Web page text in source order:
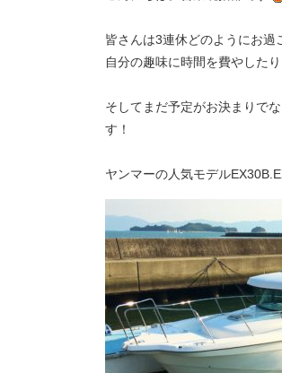
皆さんは3連休どのようにお過
自分の趣味に時間を費やした
そしてまだ予定がお決まりで
す！
ヤンマーの人気モデル